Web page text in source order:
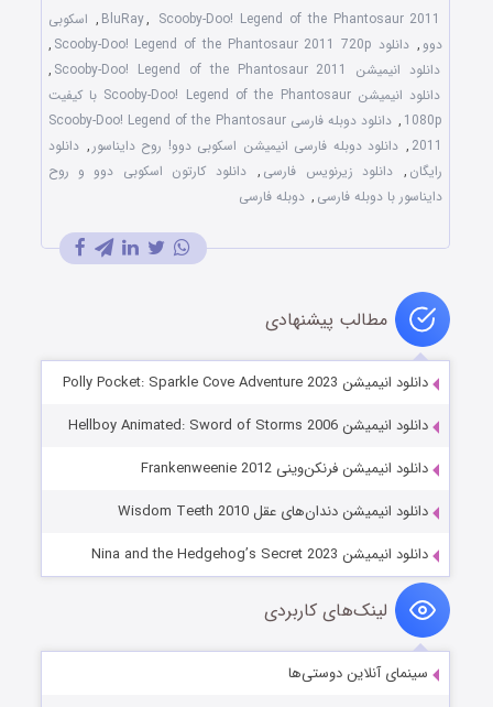
BluRay, Scooby-Doo! Legend of the Phantosaur 2011
, اسکوبی
دوو , دانلود Scooby-Doo! Legend of the Phantosaur 2011 720p
,
دانلود انیمیشن Scooby-Doo! Legend of the Phantosaur 2011
,
دانلود انیمیشن Scooby-Doo! Legend of the Phantosaur با کیفیت
1080p
,
دانلود دوبله فارسی Scooby-Doo! Legend of the Phantosaur
2011
, دانلود دوبله فارسی انیمیشن اسکوبی دوو! روح دایناسور , دانلود
رایگان , دانلود زیرنویس فارسی , دانلود کارتون اسکوبی دوو و روح
دایناسور با دوبله فارسی , دوبله فارسی
مطالب پیشنهادی
دانلود انیمیشن Polly Pocket: Sparkle Cove Adventure 2023
دانلود انیمیشن Hellboy Animated: Sword of Storms 2006
دانلود انیمیشن فرنکن‌وینی Frankenweenie 2012
دانلود انیمیشن دندان‌های عقل Wisdom Teeth 2010
دانلود انیمیشن Nina and the Hedgehog’s Secret 2023
لینک‌های کاربردی
سینمای آنلاین دوستی‌ها